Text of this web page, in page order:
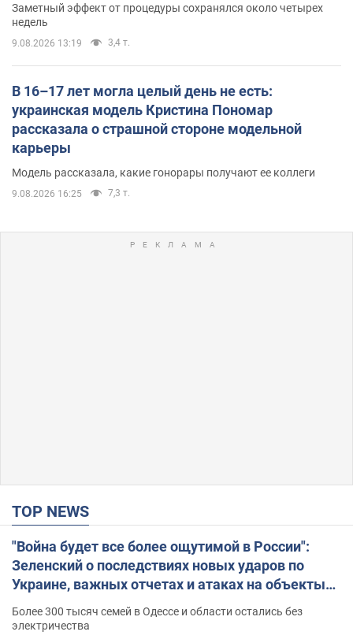
Заметный эффект от процедуры сохранялся около четырех
недель
9.08.2026 13:19 3,4 т.
В 16–17 лет могла целый день не есть:
украинская модель Кристина Пономар
рассказала о страшной стороне модельной
карьеры
Модель рассказала, какие гонорары получают ее коллеги
9.08.2026 16:25 7,3 т.
TOP NEWS
"Война будет все более ощутимой в России":
Зеленский о последствиях новых ударов по
Украине, важных отчетах и атаках на объекты
противника. Видео
Более 300 тысяч семей в Одессе и области остались без
электричества